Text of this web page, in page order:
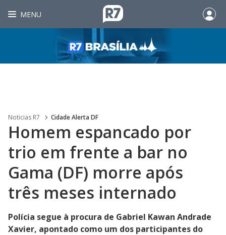
MENU
Noticias R7 Cidade Alerta DF
Homem espancado por
trio em frente a bar no
Gama (DF) morre após
três meses internado
Polícia segue à procura de Gabriel Kawan Andrade
Xavier, apontado como um dos participantes do